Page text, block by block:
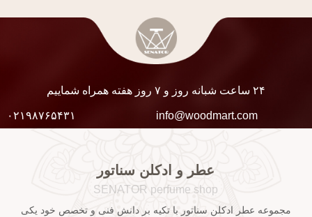
۲۴ ساعت شبانه روز و ۷ روز هفته همراه شماییم
info@woodmart.com ۰۲۱۹۸۷۶۵۴۳۱
عطر و ادکلن سناتور
SENATOR perfume shop
مجموعه عطر ادکلن سناتور با تکیه بر دانش فنی و تخصص خود یکی